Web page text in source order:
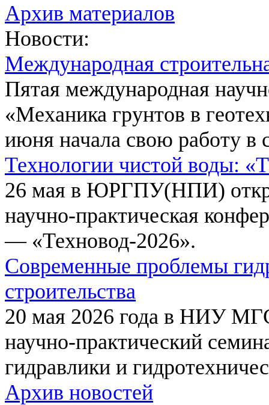
Архив материалов
Новости:
Международная
Пятая международная
«Механика грунтов в
июня начала свою работу в
Технологии чистой воды:
26 мая в ЮРГПУ(НПИ)
научно-практическая
— «Техновод-2026».
Современные проблемы
строительства
20 мая 2026 года в НИУ
научно-практический
гидравлики и
Архив новостей